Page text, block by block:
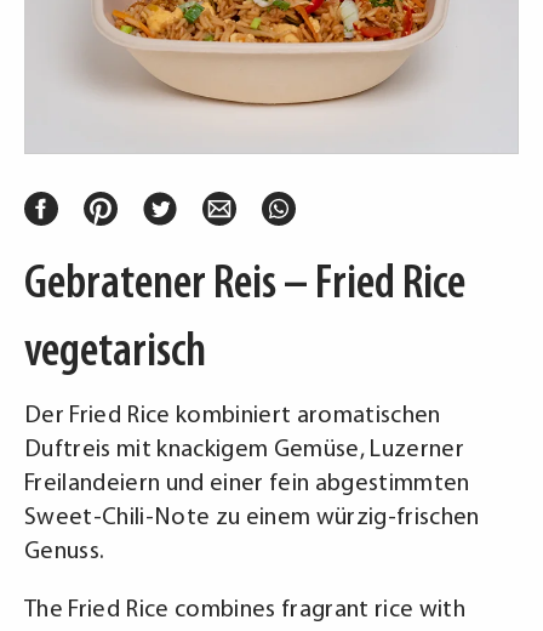
Gebratener Reis – Fried Rice
vegetarisch
Der Fried Rice kombiniert aromatischen
Duftreis mit knackigem Gemüse, Luzerner
Freilandeiern und einer fein abgestimmten
Sweet-Chili-Note zu einem würzig-frischen
Genuss.
The Fried Rice combines fragrant rice with